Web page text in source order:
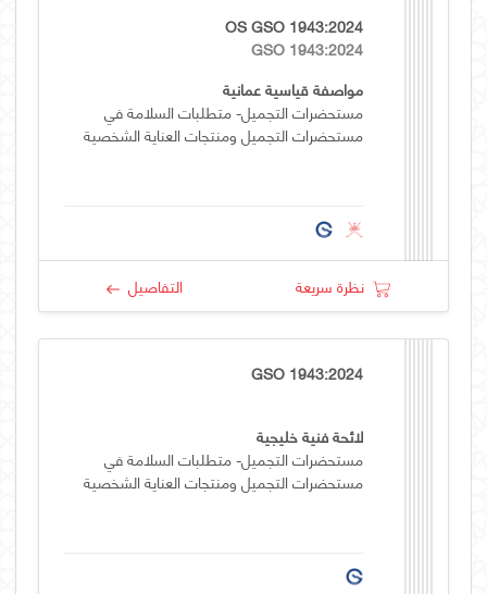
OS GSO 1943:2024
GSO 1943:2024
مواصفة قياسية عمانية
مستحضرات التجميل- متطلبات السلامة في
مستحضرات التجميل ومنتجات العناية الشخصية
نظرة سريعة التفاصيل
GSO 1943:2024
لائحة فنية خليجية
مستحضرات التجميل- متطلبات السلامة في
مستحضرات التجميل ومنتجات العناية الشخصية